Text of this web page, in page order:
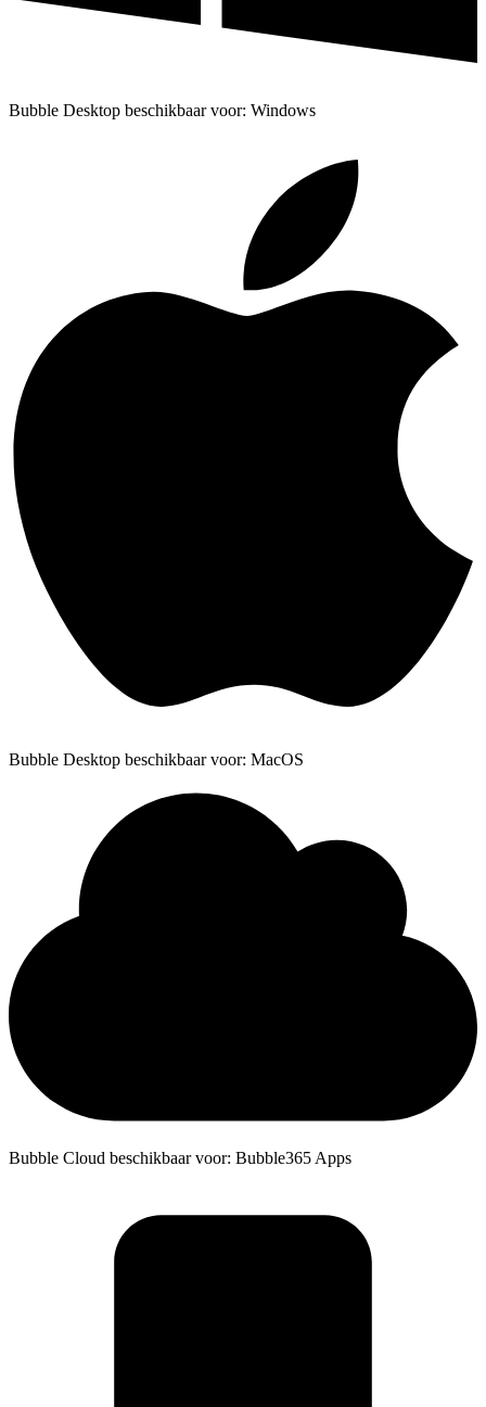
Bubble Desktop beschikbaar voor: Windows
Bubble Desktop beschikbaar voor: MacOS
Bubble Cloud beschikbaar voor: Bubble365 Apps